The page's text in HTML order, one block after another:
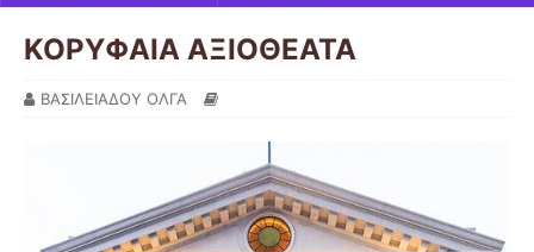
ΚΟΡΥΦΑΙΑ ΑΞΙΟΘΕΑΤΑ
ΒΑΣΙΛΕΙΑΔΟΥ ΟΛΓΑ